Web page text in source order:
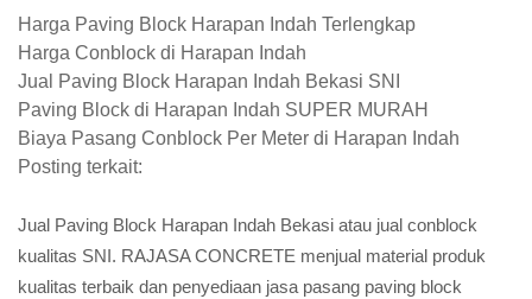
Harga Paving Block Harapan Indah Terlengkap
Harga Conblock di Harapan Indah
Jual Paving Block Harapan Indah Bekasi SNI
Paving Block di Harapan Indah SUPER MURAH
Biaya Pasang Conblock Per Meter di Harapan Indah
Posting terkait:
Jual Paving Block Harapan Indah Bekasi atau jual conblock
kualitas SNI. RAJASA CONCRETE menjual material produk
kualitas terbaik dan penyediaan jasa pasang paving block